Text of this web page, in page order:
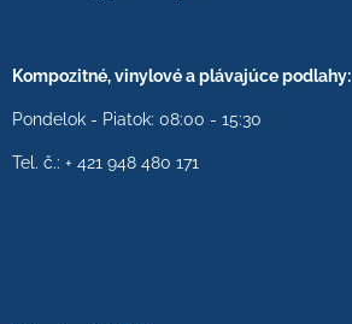
Kompozitné, vinylové a plávajúce podlahy:
Pondelok - Piatok: 08:00 - 15:30
Tel. č.: + 421 948 480 171